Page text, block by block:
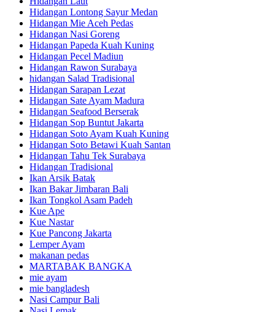
Hidangan Lontong Sayur Medan
Hidangan Mie Aceh Pedas
Hidangan Nasi Goreng
Hidangan Papeda Kuah Kuning
Hidangan Pecel Madiun
Hidangan Rawon Surabaya
hidangan Salad Tradisional
Hidangan Sarapan Lezat
Hidangan Sate Ayam Madura
Hidangan Seafood Berserak
Hidangan Sop Buntut Jakarta
Hidangan Soto Ayam Kuah Kuning
Hidangan Soto Betawi Kuah Santan
Hidangan Tahu Tek Surabaya
Hidangan Tradisional
Ikan Arsik Batak
Ikan Bakar Jimbaran Bali
Ikan Tongkol Asam Padeh
Kue Ape
Kue Nastar
Kue Pancong Jakarta
Lemper Ayam
makanan pedas
MARTABAK BANGKA
mie ayam
mie bangladesh
Nasi Campur Bali